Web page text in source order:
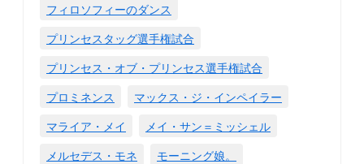
フィロソフィーのダンス
プリンセスタッグ選手権試合
プリンセス・オブ・プリンセス選手権試合
プロミネンス
マックス・ジ・インペイラー
マライア・メイ
メイ・サン＝ミッシェル
メルセデス・モネ
モーニング娘。